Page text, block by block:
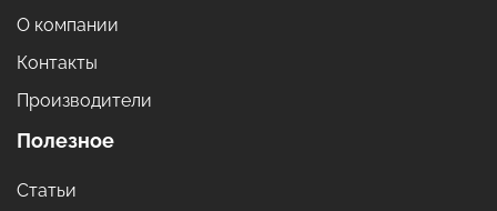
О компании
Контакты
Производители
Полезное
Статьи